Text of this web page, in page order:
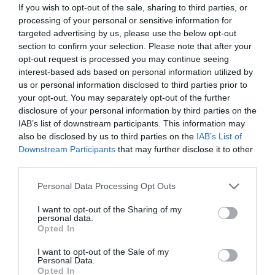
If you wish to opt-out of the sale, sharing to third parties, or
processing of your personal or sensitive information for
targeted advertising by us, please use the below opt-out
section to confirm your selection. Please note that after your
opt-out request is processed you may continue seeing
interest-based ads based on personal information utilized by
us or personal information disclosed to third parties prior to
your opt-out. You may separately opt-out of the further
disclosure of your personal information by third parties on the
IAB’s list of downstream participants. This information may
also be disclosed by us to third parties on the IAB’s List of
Downstream Participants that may further disclose it to other
Please note that this website/app uses one or more Google
not limited to your visit or usage behaviour. You may click to
grant or deny consent to Google and its third-party tags to
use your data for below specified purposes in below Google
consent section.
Personal Data Processing Opt Outs
I want to opt-out of the Sharing of my
personal data.
Opted In
I want to opt-out of the Sale of my
Personal Data.
Opted In
az M8-as autópálya
az M80-as autóút;
az M9-es autóút 6-os számú főút és az 51-
es számú főút közötti szakasza
és az M9-es autóút (61-es számú főút
jelzés) Kaposvárt elkerülő szakasza
67-es számú út Kaposvárt
Balatonlellével összekötő szakasza.
Azt nem tudni, hogy meddig maradnak ezek
az utak ingyenesek. A VG.hu az M6-os
autópálya kapcsán a közelmúltban írt arról,
hogy akár már az idei nyári turisztikai
szezonban is használatba vehetik az autósok